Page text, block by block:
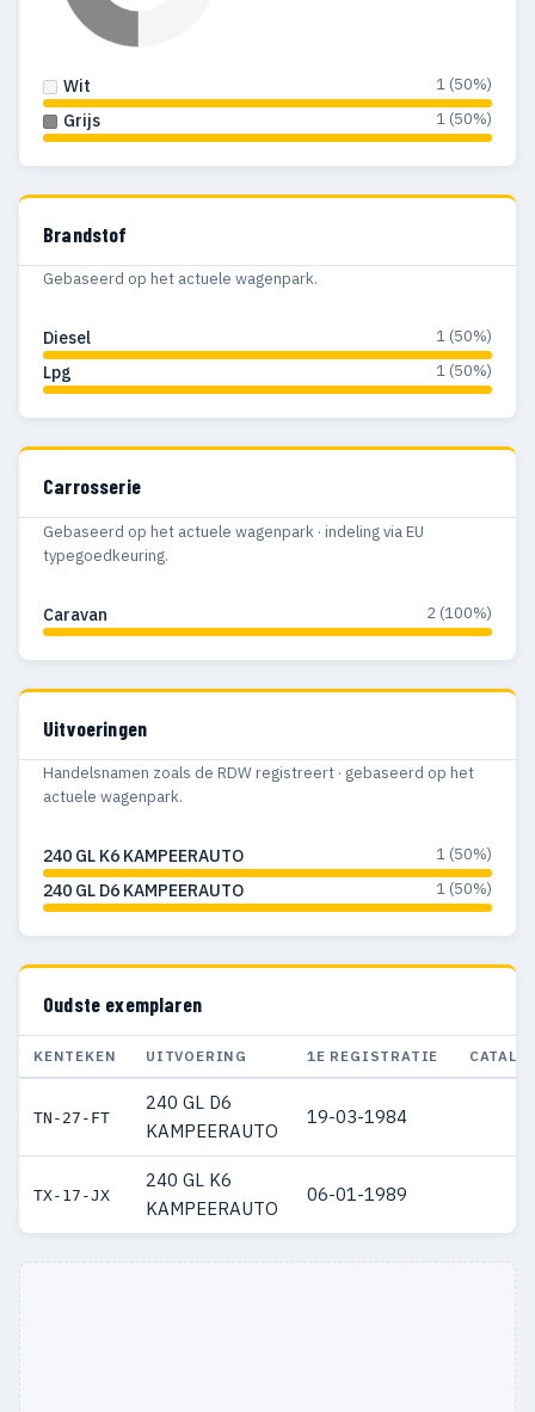
Wit 1 (50%)
Grijs 1 (50%)
Brandstof
Gebaseerd op het actuele wagenpark.
Diesel 1 (50%)
Lpg 1 (50%)
Carrosserie
Gebaseerd op het actuele wagenpark · indeling via EU
typegoedkeuring.
Caravan 2 (100%)
Uitvoeringen
Handelsnamen zoals de RDW registreert · gebaseerd op het
actuele wagenpark.
240 GL K6 KAMPEERAUTO 1 (50%)
240 GL D6 KAMPEERAUTO 1 (50%)
Oudste exemplaren
KENTEKEN UITVOERING 1E REGISTRATIE
TN-27-FT
240 GL D6
KAMPEERAUTO
19-03-1984
TX-17-JX
240 GL K6
KAMPEERAUTO
06-01-1989